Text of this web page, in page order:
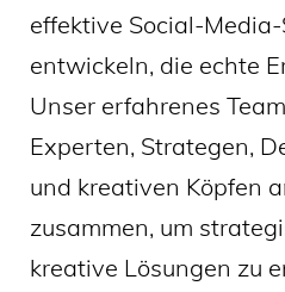
effektive Social-
entwickeln, die echte
Unser erfahrenes
Experten, Strategen,
und kreativen Köpfen
zusammen, um
kreative Lösungen zu